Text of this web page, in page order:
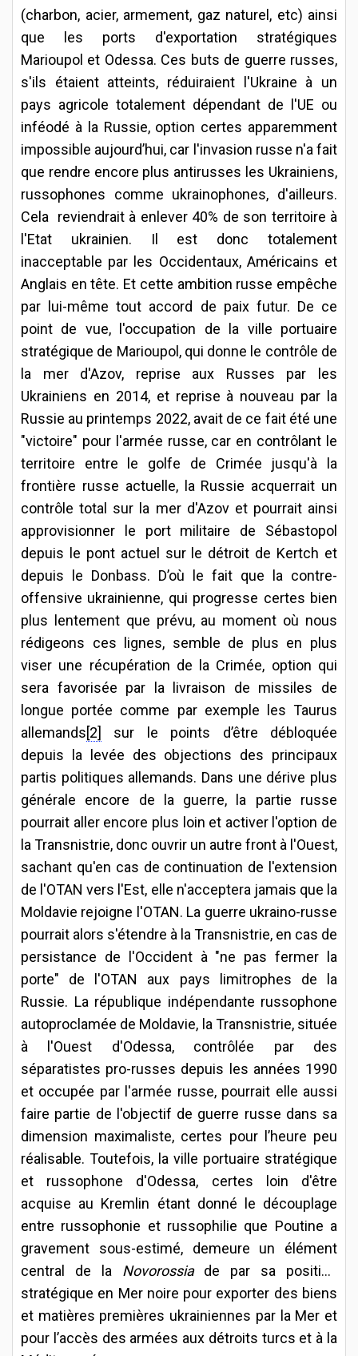
(charbon, acier, armement, gaz naturel, etc) ainsi
que les ports d'exportation stratégiques
Marioupol et Odessa. Ces buts de guerre russes,
s'ils étaient atteints, réduiraient l'Ukraine à un
pays agricole totalement dépendant de l'UE ou
inféodé à la Russie, option certes apparemment
impossible aujourd’hui, car l'invasion russe n'a fait
que rendre encore plus antirusses les Ukrainiens,
russophones comme ukrainophones, d'ailleurs.
Cela reviendrait à enlever 40% de son territoire à
l'Etat ukrainien. Il est donc totalement
inacceptable par les Occidentaux, Américains et
Anglais en tête. Et cette ambition russe empêche
par lui-même tout accord de paix futur. De ce
point de vue, l'occupation de la ville portuaire
stratégique de Marioupol, qui donne le contrôle de
la mer d'Azov, reprise aux Russes par les
Ukrainiens en 2014, et reprise à nouveau par la
Russie au printemps 2022, avait de ce fait été une
"victoire" pour l'armée russe, car en contrôlant le
territoire entre le golfe de Crimée jusqu'à la
frontière russe actuelle, la Russie acquerrait un
contrôle total sur la mer d'Azov et pourrait ainsi
approvisionner le port militaire de Sébastopol
depuis le pont actuel sur le détroit de Kertch et
depuis le Donbass. D’où le fait que la contre-
offensive ukrainienne, qui progresse certes bien
plus lentement que prévu, au moment où nous
rédigeons ces lignes, semble de plus en plus
viser une récupération de la Crimée, option qui
sera favorisée par la livraison de missiles de
longue portée comme par exemple les Taurus
allemands[2]
sur le points d’être débloquée
depuis la levée des objections des principaux
partis politiques allemands. Dans une dérive plus
générale encore de la guerre, la partie russe
pourrait aller encore plus loin et activer l'option de
la Transnistrie, donc ouvrir un autre front à l'Ouest,
sachant qu'en cas de continuation de l'extension
de l'OTAN vers l'Est, elle n'acceptera jamais que la
Moldavie rejoigne l'OTAN. La guerre ukraino-russe
pourrait alors s'étendre à la Transnistrie, en cas de
persistance de l'Occident à "ne pas fermer la
porte" de l'OTAN aux pays limitrophes de la
Russie. La république indépendante russophone
autoproclamée de Moldavie, la Transnistrie, située
à l'Ouest d'Odessa, contrôlée par des
séparatistes pro-russes depuis les années 1990
et occupée par l'armée russe, pourrait elle aussi
faire partie de l'objectif de guerre russe dans sa
dimension maximaliste, certes pour l’heure peu
réalisable. Toutefois, la ville portuaire stratégique
et russophone d'Odessa, certes loin d'être
acquise au Kremlin étant donné le découplage
entre russophonie et russophilie que Poutine a
gravement sous-estimé, demeure un élément
central de la Novorossiade par sa position
stratégique en Mer noire pour exporter des biens
et matières premières ukrainiennes par la Mer et
pour l’accès des armées aux détroits turcs et à la